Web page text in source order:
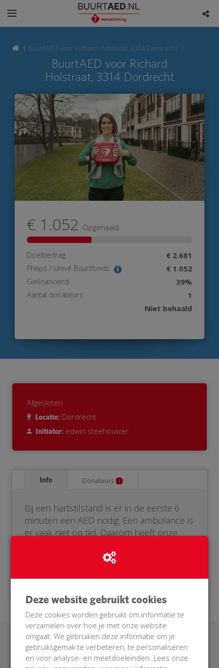
BuurtAED voor Richard Holstraat, 3314 Dordrecht
BuurtAED voor Richard
Holstraat, 3314 Dordrecht
€ 1.052 Opgehaald
Doelbedrag € 2.681
Philips / Univé Buurtfonds € 1.052
Gefinancierd 39%
Aantal donateurs
1
Niet behaald
Afgesloten
Locatie: Dordrecht
Initiator: edwin steehouwer
Info Donateurs 1
Bij een hartstilstand is er in de eerste 6
minuten een AED nodig. Een ambulance is
er vaak niet op tijd. Daarom heeft onze
Doneer voor onze BuurtAED!
Laatste donaties
Deze website gebruikt cookies
Deze cookies worden gebruikt om informatie te
verzamelen over hoe je met onze website
omgaat. We gebruiken deze informatie om je
gebruiksgemak te verbeteren, te personaliseren
en voor analyse- en meetdoeleinden. Lees onze